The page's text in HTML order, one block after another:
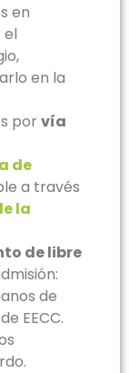
en
el
en la
por vía
de
a través
la
de libre
de
EECC.